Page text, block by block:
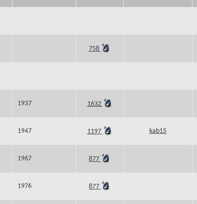
758
1937 1632
1947 1197 kab15
1967 877
1976 877